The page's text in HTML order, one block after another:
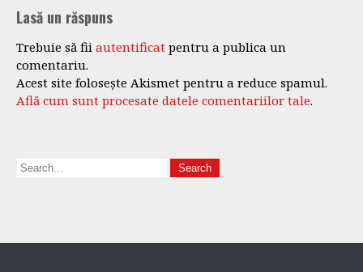
Lasă un răspuns
Trebuie să fii autentificat pentru a publica un
comentariu.
Acest site folosește Akismet pentru a reduce spamul.
Află cum sunt procesate datele comentariilor tale.